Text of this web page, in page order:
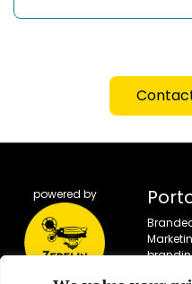
powered by